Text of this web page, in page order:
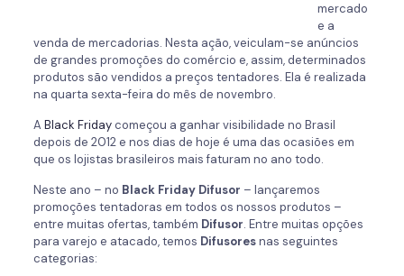
mercado
e a
venda de mercadorias. Nesta ação, veiculam-se anúncios
de grandes promoções do comércio e, assim, determinados
produtos são vendidos a preços tentadores. Ela é realizada
na quarta sexta-feira do mês de novembro.
A Black Fridaycomeçou a ganhar visibilidade no Brasil
depois de 2012 e nos dias de hoje é uma das ocasiões em
que os lojistas brasileiros mais faturam no ano todo.
Neste ano – no Black Friday Difusor – lançaremos
promoções tentadoras em todos os nossos produtos –
entre muitas ofertas, também Difusor. Entre muitas opções
para varejo e atacado, temos Difusoresnas seguintes
categorias: